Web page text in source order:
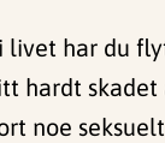
livet har du
hardt
noe